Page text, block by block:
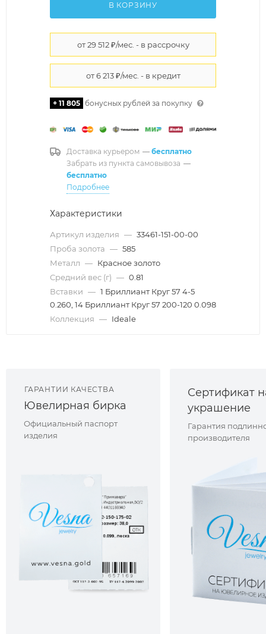
В КОРЗИНУ
+ 11 805 бонусных рублей за покупку
Доставка курьером — бесплатно
Забрать из пункта самовывоза —
бесплатно
Подробнее
Характеристики
Артикул изделия — 33461-151-00-00
Проба золота — 585
Металл — Красное золото
Средний вес (г) — 0.81
Вставки — 1 Бриллиант Круг 57 4-5
0.260, 14 Бриллиант Круг 57 200-120 0.098
Коллекция — Ideale
ГАРАНТИИ КАЧЕСТВА
Ювелирная бирка
Официальный паспорт
изделия
Сертификат
украшение
Гарантия
производителя